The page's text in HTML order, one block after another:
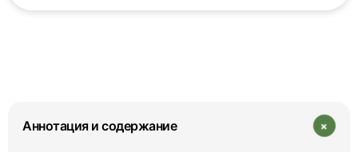
Аннотация и содержание +